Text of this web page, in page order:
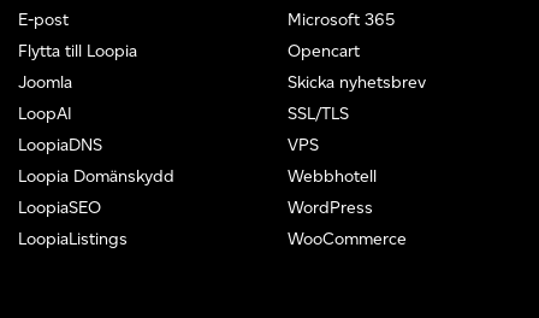
E-post
Flytta till Loopia
Joomla
LoopAI
LoopiaDNS
Loopia Domänskydd
LoopiaSEO
LoopiaListings
Microsoft 365
Opencart
Skicka nyhetsbrev
SSL/TLS
VPS
Webbhotell
WordPress
WooCommerce